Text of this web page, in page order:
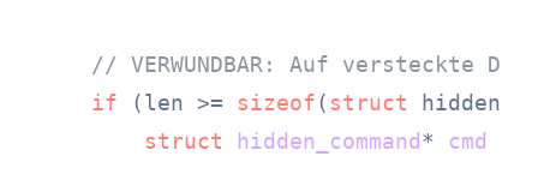
// VERWUNDBAR: Auf versteckte
if (len >= sizeof( struct
struct
hidden_command* cmd